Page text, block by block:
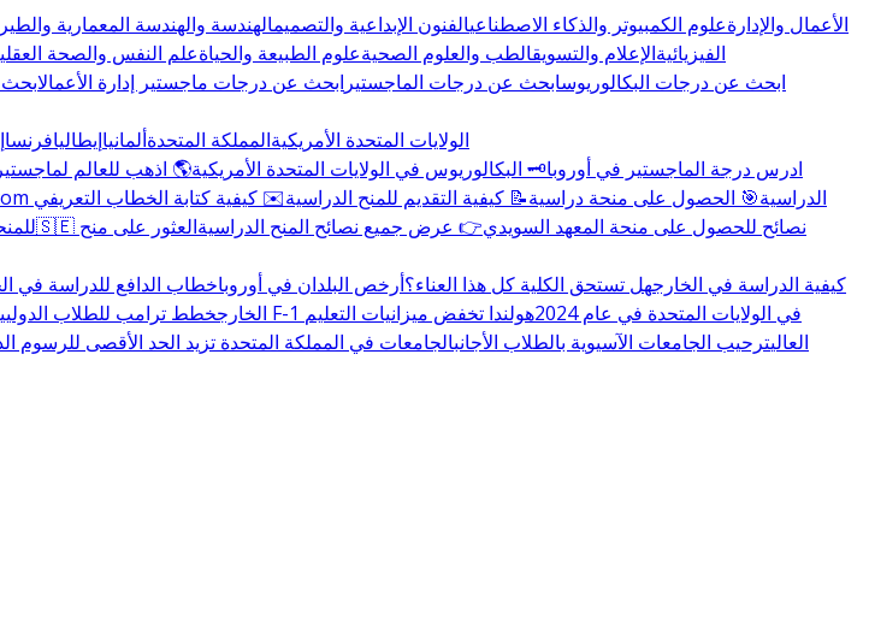
الأعمال والإدارةعلوم الكمبيوتر والذكاء الاصطناعيالفنون الإبداعية والتصميمالهندسة والهندسة المعمارية
الفيزيائيةالإعلام والتسويقالطب والعلوم الصحيةعلوم الطبيعة والحياةعلم النفس والصحة
ابحث عن درجات البكالوريوسابحث عن درجات الماجستير ابحث عن درجات ماجستير إدارة الأعمال
الولايات المتحدة الأمريكيةالمملكة المتحدةألمانياإيطاليافرنسا
🏛️ ادرس درجة الماجستير في أوروبا🗝️ البكالوريوس في الولايات المتحدة الأمريكية🌎 اذهب للعالم
👉 المزيد عن منح educations.com الدراسية🎯 الحصول على منحة دراسية📝 كيفية التقديم للمنح الدراسية✉️ كيفية كتابة الخطاب التعريفي
🇸🇪 نصائح للحصول على منحة المعهد السويدي👉 عرض جميع نصائح المنح الدراسيةالعثور على منح
كيفية الدراسة في الخارجهل تستحق الكلية كل هذا العناء؟أرخص البلدان في أوروباخطاب الدافع للدراسة في
الخارجخطط ترامب للطلاب تغييرات سياسة تأشيرة F-1 في الولايات المتحدة في عام 2024
هولندا تخفض ميزانيات التعليم
العاليترحيب الجامعات الآسيوية بالطلاب الأجانبالجامعات في المملكة المتحدة تزيد الحد الأقصى للرسوم الدراسية إلى 9535